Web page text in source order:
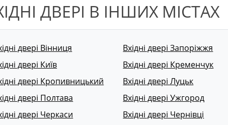
ДВЕРІ В ІНШИХ МІСТАХ
двері Вінниця Вхідні двері Запоріжжя
двері Київ
Вхідні двері Кременчук
двері Кропивницький
Вхідні двері Луцьк
двері Полтава
Вхідні двері Ужгород
двері Черкаси
Вхідні двері Чернівці